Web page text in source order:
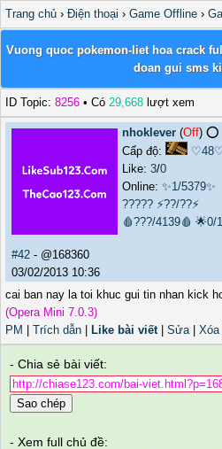
Trang chủ › Điện thoại › Game Offline ›
Vuong quoc pokemon-liet hoa crack
doan gui sms
ID Topic: 8256 • Có 29,668 lượt xem
nhoklever (Off) ⭕️
Cấp độ:
Like: 3/0
Online: ✨1/5379✨
????? ⚡??/??⚡
🩸???/4139🩸 🌟0/
#42 - @168360
03/02/2013 10:36
cai ban nay la toi khuc gui tin nhan kick
(Opera Mini 7.0.3)
PM
Trích dẫn Like bài viết| Sửa| Xóa|
- Chia sẻ bài viết:
Sao chép
- Xem full chủ đề: